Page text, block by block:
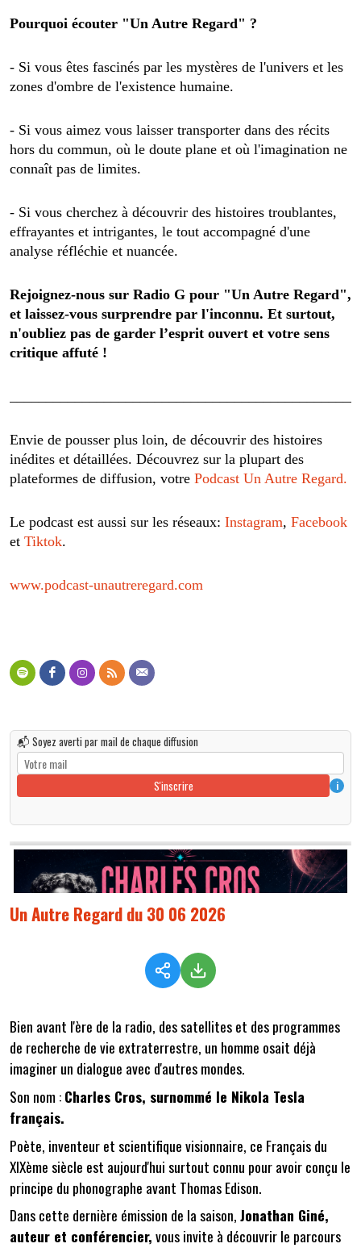
Pourquoi écouter "Un Autre Regard" ?
- Si vous êtes fascinés par les mystères de l'univers et les
zones d'ombre de l'existence humaine.
- Si vous aimez vous laisser transporter dans des récits
hors du commun, où le doute plane et où l'imagination ne
connaît pas de limites.
- Si vous cherchez à découvrir des histoires troublantes,
effrayantes et intrigantes, le tout accompagné d'une
analyse réfléchie et nuancée.
Rejoignez-nous sur Radio G pour "Un Autre Regard",
et laissez-vous surprendre par l'inconnu. Et surtout,
n'oubliez pas de garder l’esprit ouvert et votre sens
critique affuté !
Envie de pousser plus loin, de découvrir des histoires
inédites et détaillées. Découvrez sur la plupart des
plateformes de diffusion, votre Podcast Un Autre Regard.
Le podcast est aussi sur les réseaux: Instagram, Facebook
et Tiktok.
www.podcast-unautreregard.com
📬 Soyez averti par mail de chaque diffusion
S'inscrire i
Un Autre Regard du 30 06 2026
Bien avant l'ère de la radio, des satellites et des programmes
de recherche de vie extraterrestre, un homme osait déjà
imaginer un dialogue avec d'autres mondes.
Son nom :Charles Cros, surnommé le Nikola Tesla
français.
Poète, inventeur et scientifique visionnaire, ce Français du
XIXème siècle est aujourd'hui surtout connu pour avoir conçu le
principe du phonographe avant Thomas Edison.
Dans cette dernière émission de la saison,Jonathan Giné,
auteur et conférencier,vous invite à découvrir le parcours